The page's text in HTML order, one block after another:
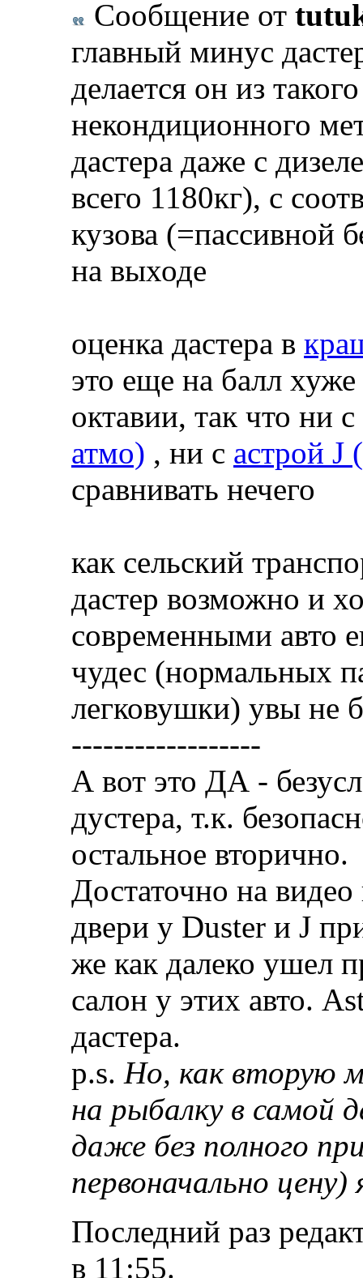
Сообщение от
главный минус
делается он из
некондиционного
дастера даже с
всего 1180кг), с
кузова (=пассивной
на выходе
оценка дастера в
это еще на балл
октавии, так что ни с
атмо) , ни с астрой J
сравнивать нечего
как сельский
дастер возможно и
современными авто
чудес (нормальных
легковушки) увы не
------------------
А вот это ДА -
дустера, т.к.
остальное вторично.
Достаточно на видео
двери у Duster и J
же как далеко ушел
салон у этих авто.
дастера.
p.s. Но, как вторую
на рыбалку в самой
даже без полного
первоначально цену)
Последний раз
в 11:55.